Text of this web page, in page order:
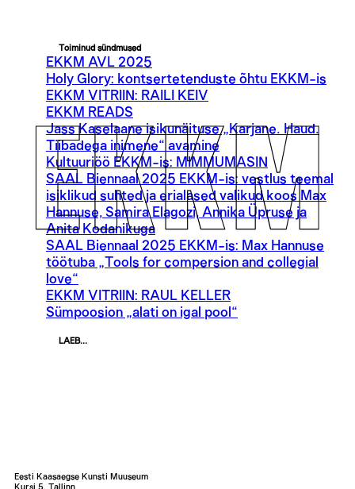
Toiminud sündmused
EKKM AVL 2025
Holy Glory: kontsertetenduste õhtu EKKM-is
EKKM VITRIIN: RAILI KEIV
EKKM READS
Jass Kaselaane isikunäituse „Karjane. Haud.
Tiibadega inimene“ avamine
Kultuuriöö EKKM-is: MIMMUMASIN
SAAL Biennaal 2025 EKKM-is: vestlus teemal
isiklikud suhted ja erialased valikud koos Max
Hannuse, Samira Elagozi, Annika Üpruse ja
Anita Kodanikuga
SAAL Biennaal 2025 EKKM-is: Max Hannuse
töötuba „Tools for compersion and collegial
love“
EKKM VITRIIN: RAUL KELLER
Sümpoosion „alati on igal pool“
LAEB...
Eesti Kaasaegse Kunsti Muuseum
Kursi 5, Tallinn